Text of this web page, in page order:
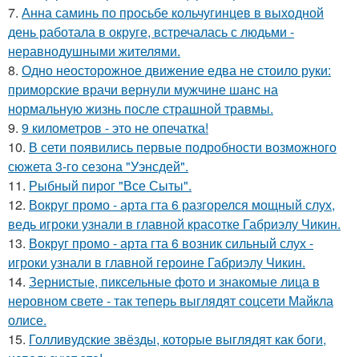
7. Анна саминь по просьбе кольчугинцев в выходной
день работала в округе, встречалась с людьми -
неравнодушными жителями.
8. Одно неосторожное движение едва не стоило руки:
приморские врачи вернули мужчине шанс на
нормальную жизнь после страшной травмы.
9. 9 километров - это не опечатка!
10. В сети появились первые подробности возможного
сюжета 3-го сезона "Уэнсдей".
11. Рыбный пирог "Все Сыты".
12. Вокруг промо - арта гта 6 разгорелся мощный слух,
ведь игроки узнали в главной красотке Габриэлу Чикин.
13. Вокруг промо - арта гта 6 возник сильный слух -
игроки узнали в главной героине Габриэлу Чикин.
14. Зернистые, пиксельные фото и знакомые лица в
неровном свете - так теперь выглядят соцсети Майкла
олисе.
15. Голливудские звёзды, которые выглядят как боги,